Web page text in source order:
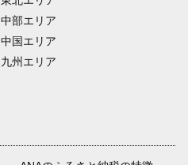
中部エリア
中国エリア
九州エリア